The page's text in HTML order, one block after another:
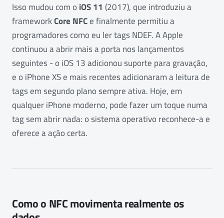
Isso mudou com o iOS 11 (2017), que introduziu a
frameworkCore NFCe finalmente permitiu a
programadores como eu ler tags NDEF. A Apple
continuou a abrir mais a porta nos lançamentos
seguintes - o iOS 13 adicionou suporte para gravação,
e o iPhone XS e mais recentes adicionaram a leitura de
tags em segundo plano sempre ativa. Hoje, em
qualquer iPhone moderno, pode fazer um toque numa
tag sem abrir nada: o sistema operativo reconhece-a e
oferece a ação certa.
Como o NFC movimenta realmente os